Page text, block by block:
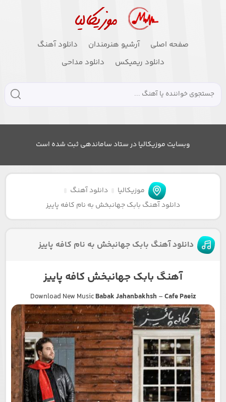
صفحه اصلی آرشیو هنرمندان
دانلود آهنگ
دانلود ریمیکس
دانلود مداحی
وبسایت موزیکالیا در ستاد ساماندهی ثبت شده است
موزیکالیا
دانلود آهنگ
دانلود آهنگ بابک جهانبخش به نام کافه پاییز
دانلود آهنگ بابک جهانبخش به نام کافه پاییز
آهنگ بابک جهانبخش کافه پاییز
Download New MusicBabak Jahanbakhsh –Cafe Paeiz